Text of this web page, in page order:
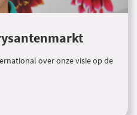
over onze visie op de